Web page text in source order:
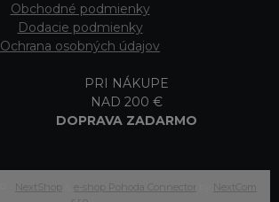
Obchodné podmienky
Dodacie podmienky
Ochrana osobných údajov
PRI NÁKUPE
NAD 200 €
DOPRAVA ZADARMO
NextShop e-shop Pohoda Connector
NextCom